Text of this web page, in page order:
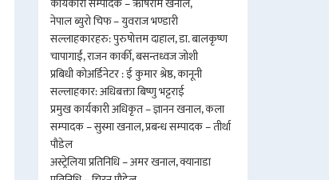
नेपाल ब्युरो चिफ – युवराज भण्डारी
सल्लाहकारहरु: पुरुषोत्तम दाहाल, डा. बालकृष्ण
चापागाईं, राजन कार्की, बसन्तध्वज जोशी
प्रबिधी कोअर्डिनेटर : ई कुमार श्रेष्ठ, कानूनी
सल्लाहकार: अधिबक्ता बिष्णु भट्टराई
प्रमुख कार्यकारी अधिकृत – ज्ञानन खनाल, कला
सम्पादक – सुस्मा खनाल, प्रबन्ध सम्पादक – तीर्था
पौडेल
अस्ट्रेलिया प्रतिनिधि – अमर खनाल, क्यानाडा